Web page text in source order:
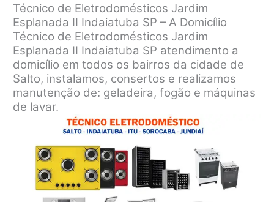
Técnico de Eletrodomésticos Jardim
Esplanada II Indaiatuba SP – A Domicílio
Técnico de Eletrodomésticos Jardim
Esplanada II Indaiatuba SP atendimento a
domicílio em todos os bairros da cidade de
Salto, instalamos, consertos e realizamos
manutenção de: geladeira, fogão e máquinas
de lavar.